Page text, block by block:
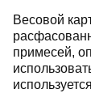
Весовой
примесей,